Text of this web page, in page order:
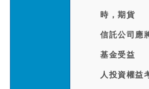
時，期貨
信託公司應
基金受益
人投資權益